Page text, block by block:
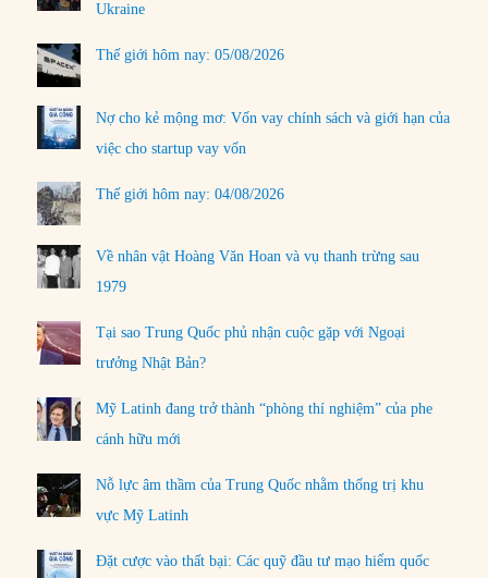
Ukraine
Thế giới hôm nay: 05/08/2026
Nợ cho kẻ mộng mơ: Vốn vay chính sách và giới hạn của
việc cho startup vay vốn
Thế giới hôm nay: 04/08/2026
Về nhân vật Hoàng Văn Hoan và vụ thanh trừng sau
1979
Tại sao Trung Quốc phủ nhận cuộc gặp với Ngoại
trưởng Nhật Bản?
Mỹ Latinh đang trở thành “phòng thí nghiệm” của phe
cánh hữu mới
Nỗ lực âm thầm của Trung Quốc nhằm thống trị khu
vực Mỹ Latinh
Đặt cược vào thất bại: Các quỹ đầu tư mạo hiểm quốc